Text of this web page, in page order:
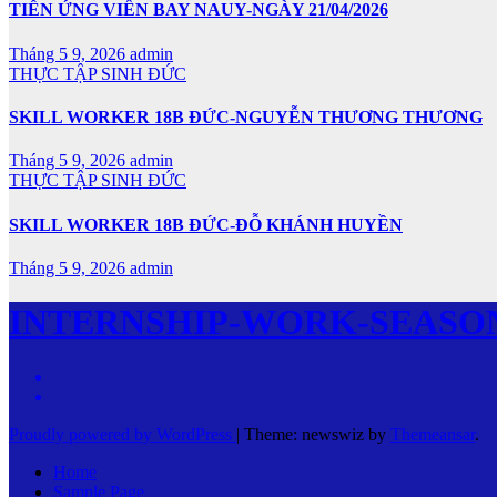
TIỄN ỨNG VIÊN BAY NAUY-NGÀY 21/04/2026
Tháng 5 9, 2026 admin
THỰC TẬP SINH ĐỨC
SKILL WORKER 18B ĐỨC-NGUYỄN THƯƠNG THƯƠNG
Tháng 5 9, 2026 admin
THỰC TẬP SINH ĐỨC
SKILL WORKER 18B ĐỨC-ĐỖ KHÁNH HUYỀN
Tháng 5 9, 2026 admin
INTERNSHIP-WORK-
Proudly powered by WordPress | Theme: newswiz by Themeansar.
Home
Sample Page